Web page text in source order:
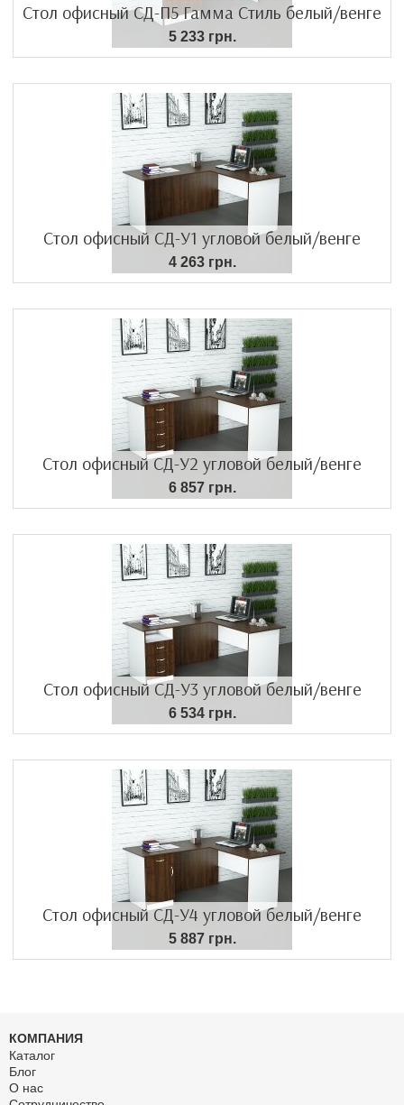
Стол офисный СД-П5 Гамма Стиль белый/венге
5 233 грн.
Стол офисный СД-У1 угловой белый/венге
4 263 грн.
Стол офисный СД-У2 угловой белый/венге
6 857 грн.
Стол офисный СД-У3 угловой белый/венге
6 534 грн.
Стол офисный СД-У4 угловой белый/венге
5 887 грн.
КОМПАНИЯ
Каталог
Блог
О нас